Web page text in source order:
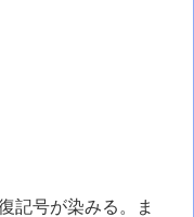
記号が染みる。ま